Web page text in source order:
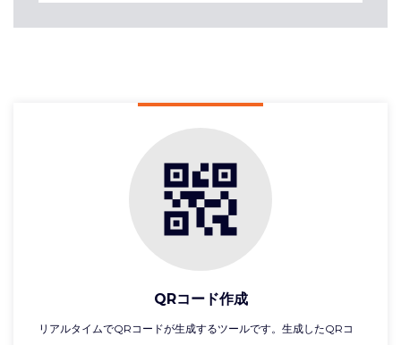
QRコード作成
リアルタイムでQRコードが生成するツールです。生成したQRコ